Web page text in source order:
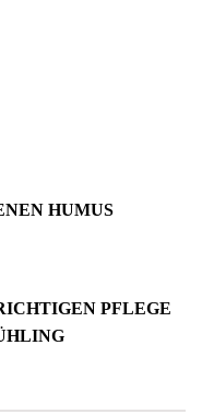
HUMUS
PFLEGE